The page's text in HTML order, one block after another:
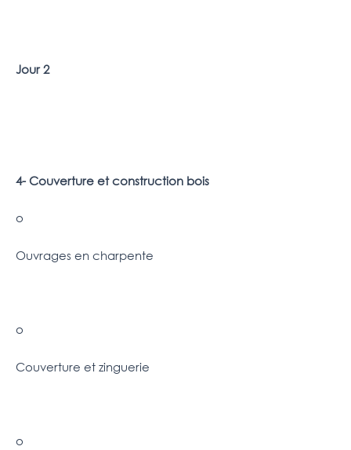
Jour 2
4- Couverture et construction bois
o
Ouvrages en charpente
o
Couverture et zinguerie
o